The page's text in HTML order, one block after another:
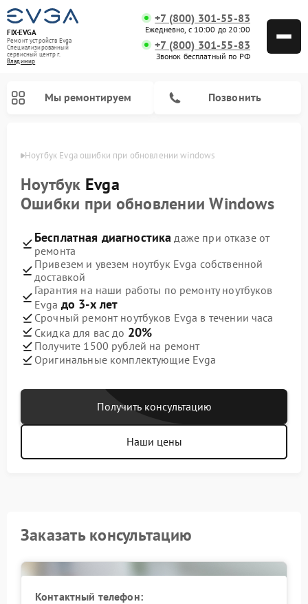
FIX-EVGA
Ремонт устройств Evga
Специализированный
cервисный центр г.
Владимир
+7 (800) 301-55-83
Ежедневно, с 10:00 до 20:00
+7 (800) 301-55-83
Звонок бесплатный по РФ
Мы ремонтируем Позвонить
Ноутбук Evga ошибки при обновлении windows
Ноутбук Evga
Ошибки при обновлении Windows
Бесплатная диагностика даже при отказе от
ремонта
Привезем и увезем ноутбук Evga собственной
доставкой
Гарантия на наши работы по ремонту ноутбуков
Evga до 3-х лет
Срочный ремонт ноутбуков Evga в течении часа
Скидка для вас до 20%
Получите 1500 рублей на ремонт
Оригинальные комплектующие Evga
Получить консультацию
Наши цены
Заказать консультацию
Контактный телефон: